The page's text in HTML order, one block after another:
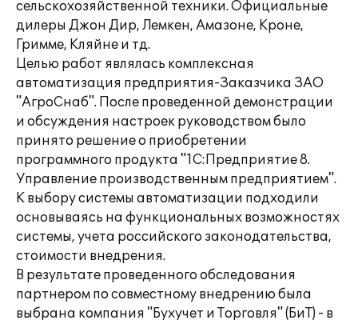
сельскохозяйственной техники. Официальные
дилеры Джон Дир, Лемкен, Амазоне, Кроне,
Гримме, Кляйне и тд.
Целью работ являлась комплексная
автоматизация предприятия-Заказчика ЗАО
"АгроСнаб". После проведенной демонстрации
и обсуждения настроек руководством было
принято решение о приобретении
программного продукта "1С:Предприятие 8.
Управление производственным предприятием".
К выбору системы автоматизации подходили
основываясь на функциональных возможностях
системы, учета российского законодательства,
стоимости внедрения.
В результате проведенного обследования
партнером по совместному внедрению была
выбрана компания "Бухучет и Торговля" (БиТ) - в